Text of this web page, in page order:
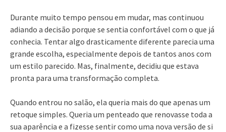
Durante muito tempo pensou em mudar, mas continuou
adiando a decisão porque se sentia confortável com o que já
conhecia. Tentar algo drasticamente diferente parecia uma
grande escolha, especialmente depois de tantos anos com
um estilo parecido. Mas, finalmente, decidiu que estava
pronta para uma transformação completa.
Quando entrou no salão, ela queria mais do que apenas um
retoque simples. Queria um penteado que renovasse toda a
sua aparência e a fizesse sentir como uma nova versão de si